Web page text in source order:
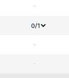
-
0/1
-
-